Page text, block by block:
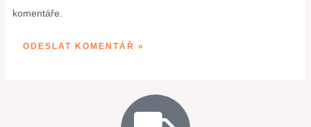
komentáře.